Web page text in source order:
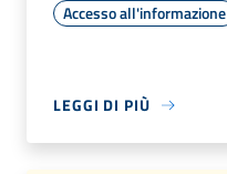
Accesso all'informazione
LEGGI DI PIÙ